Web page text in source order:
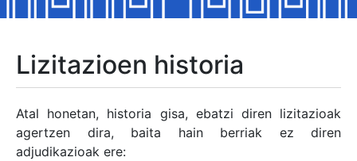
Erakutsi/Ezkutatu
Erakutsi/Ezkutatu
Lizitazioen historia
Atal honetan, historia gisa, ebatzi diren lizitazioak
agertzen dira, baita hain berriak ez diren
adjudikazioak ere: